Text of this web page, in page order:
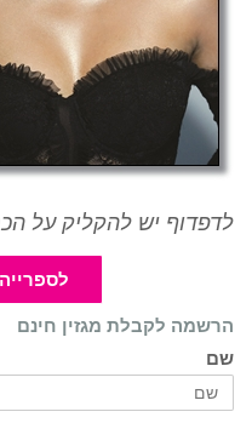
לדפדוף יש להקליק על
הרשמה לקבלת מגזין חינם
שם